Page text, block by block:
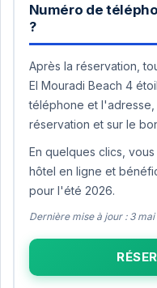
Numéro de
?
Après la réservation,
El Mouradi Beach 4
téléphone et l'adresse,
réservation et sur le
En quelques clics,
hôtel en ligne et
pour l'été 2026.
Dernière mise à jour : 3 mai